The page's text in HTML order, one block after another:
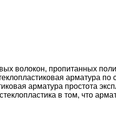
волокон, пропитанных
арматура по
арматура простота
в том, что